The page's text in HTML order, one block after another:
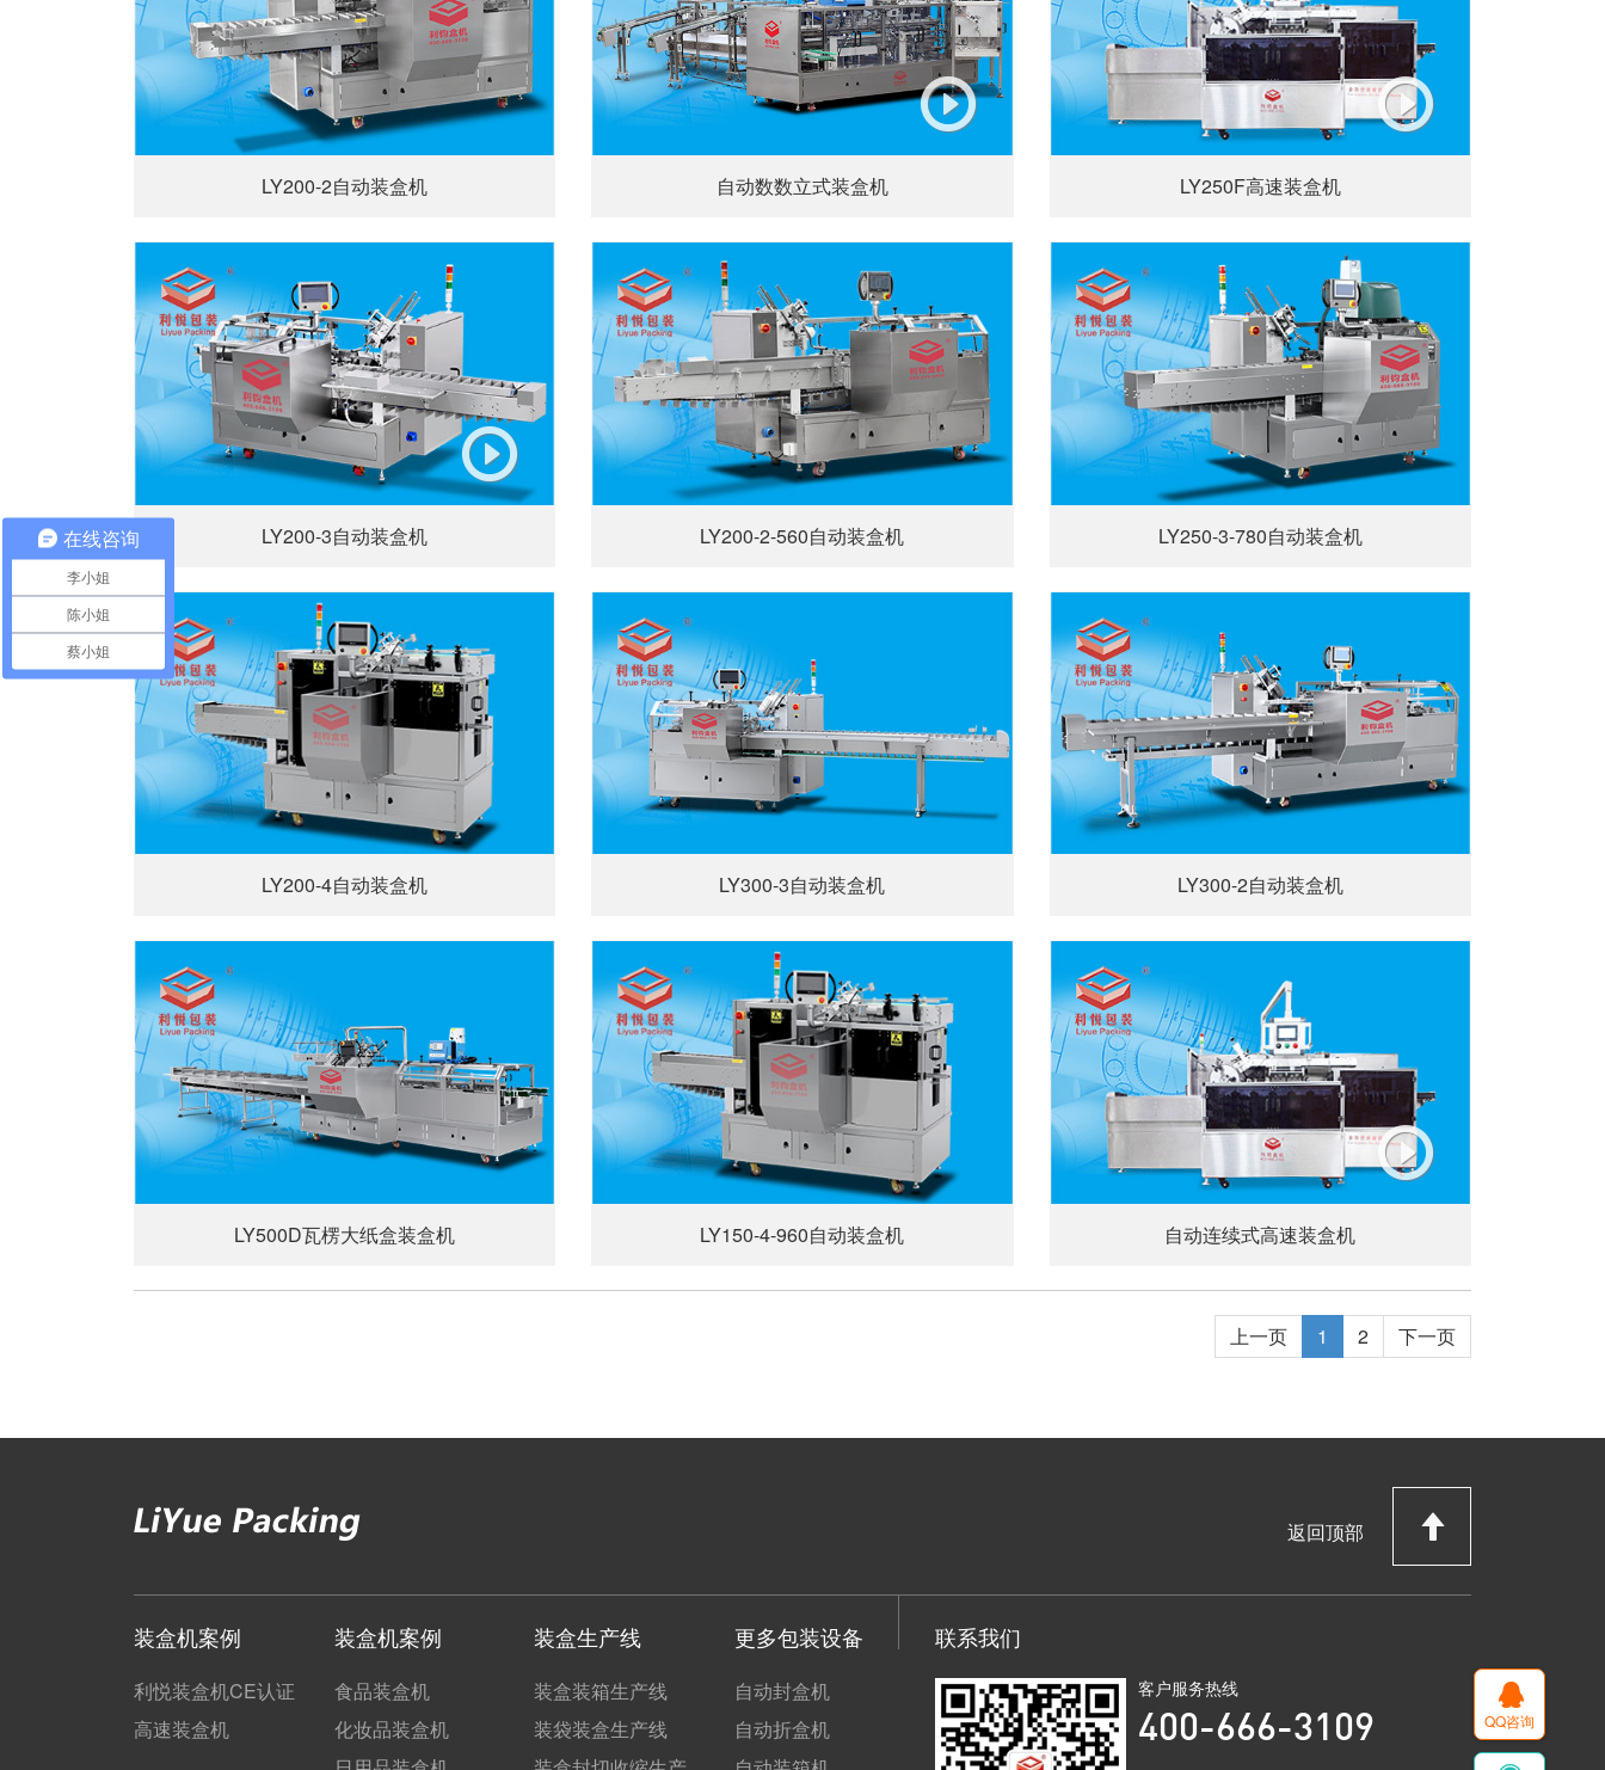
LY200-2自动装盒机 自动数数立式装盒机 LY250F高速装盒机
LY200-3自动装盒机 LY200-2-560自动装盒机 LY250-3-780自动装盒机
LY200-4自动装盒机 LY300-3自动装盒机 LY300-2自动装盒机
LY500D瓦楞大纸盒装盒机 LY150-4-960自动装盒机 自动连续式高速装盒机
上一页 1 2 下一页
返回顶部
装盒机案例
利悦装盒机CE认证
高速装盒机
装盒机案例
食品装盒机
化妆品装盒机
装盒生产线
装盒装箱生产线
装袋装盒生产线
更多包装设备
自动封盒机
自动折盒机
联系我们
客户服务热线
400-666-3109 QQ咨询
在线咨询
李小姐
陈小姐
蔡小姐